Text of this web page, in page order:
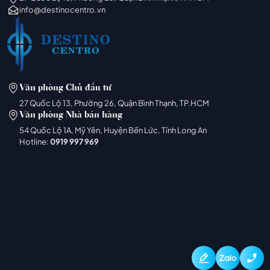
info@destinocentro.vn
Văn phòng Chủ đầu tư
27 Quốc Lộ 13, Phường 26, Quận Bình Thạnh, TP.HCM
Văn phòng Nhà bán hàng
54 Quốc Lộ 1A, Mỹ Yên, Huyện Bến Lức, Tỉnh Long An
Hotline:0919 997 969